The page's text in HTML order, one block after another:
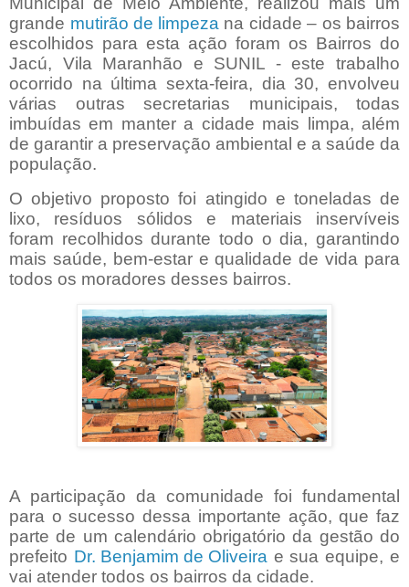
grande mutirão de limpezana cidade – os bairros
escolhidos para esta ação foram os Bairros do
Jacú, Vila Maranhão e SUNIL - este trabalho
ocorrido na última sexta-feira, dia 30, envolveu
várias outras secretarias municipais, todas
imbuídas em manter a cidade mais limpa, além
de garantir a preservação ambiental e a saúde da
população.
O objetivo proposto foi atingido e toneladas de
lixo, resíduos sólidos e materiais inservíveis
foram recolhidos durante todo o dia, garantindo
mais saúde, bem-estar e qualidade de vida para
todos os moradores desses bairros.
A participação da comunidade foi fundamental
para o sucesso dessa importante ação, que faz
parte de um calendário obrigatório da gestão do
prefeito Dr. Benjamim de Oliveira e sua equipe, e
vai atender todos os bairros da cidade.